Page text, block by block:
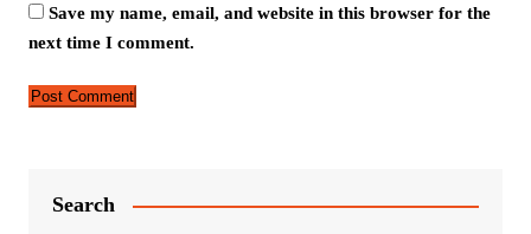
Save my name, email, and website in this browser for the
next time I comment.
Search